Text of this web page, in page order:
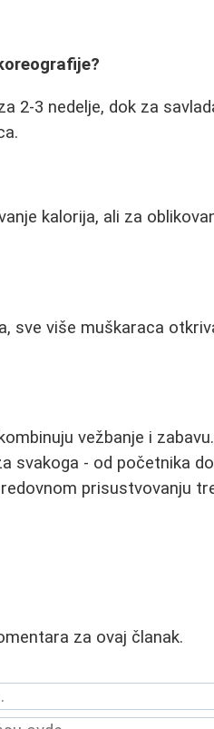
2-3 nedelje, dok za
kalorija, ali za
sve više muškaraca
vežbanje i
svakoga - od početnika
prisustvovanju
za ovaj članak.